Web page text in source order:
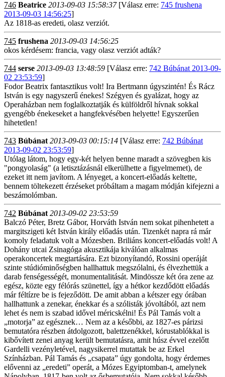
746 Beatrice 2013-09-03 15:58:37[Válasz erre: 745 frushena
2013-09-03 14:56:25]
Az 1818-as eredeti, olasz verziót.
745 frushena 2013-09-03 14:56:25
okos kérdésem: francia, vagy olasz verziót adták?
744 serse 2013-09-03 13:48:59 [Válasz erre: 742 Búbánat 2013-09-
02 23:53:59]
Fodor Beatrix fantasztikus volt! Ira Bertmann úgyszintén! És Rácz
István is egy nagyszerű énekes! Szégyen és gyalázat, hogy az
Operaházban nem foglalkoztatják és külföldről hívnak sokkal
gyengébb énekeseket a hangfekvésében helyette! Egyszerűen
hihetetlen!
743 Búbánat 2013-09-03 00:15:14 [Válasz erre: 742 Búbánat
2013-09-02 23:53:59]
Utólag látom, hogy egy-két helyen benne maradt a szövegben kis
"pongyolaság" (a letisztázásnál elkerülhette a figyelmemet), de
ezeket itt nem javítom. A lényeget, a koncert-előadás keltette,
bennem töltekezett érzéseket próbáltam a magam módján kifejezni a
beszámolómban.
742 Búbánat 2013-09-02 23:53:59
Balczó Péter, Bretz Gábor, Horváth István nem sokat pihenhetett a
margitszigeti két István király előadás után. Tizenkét napra rá már
komoly feladatuk volt a Mózesben. Briliáns koncert-előadás volt! A
Dohány utcai Zsinagóga akusztikája kiválóan alkalmas
operakoncertek megtartására. Ezt bizonyítandó, Rossini operáját
szinte stúdióminőségben hallhattuk megszólalni, és élvezhettük a
darab fenségességét, monumentalitását. Mindössze két óra zene az
egész, közte egy félórás szünettel, így a hétkor kezdődött előadás
már féltízre be is fejeződött. De amit abban a kétszer egy órában
hallhattunk a zenekar, énekkar és a szólisták jóvoltából, azt nem
lehet és nem is szabad idővel méricskélni! És Pál Tamás volt a
„motorja” az egésznek… Nem az a későbbi, az 1827-es párizsi
bemutatóra részben átdolgozott, balettzenékkel, kórustablókkal is
kibővített zenei anyag került bemutatásra, amit húsz évvel ezelőtt
Gardelli vezényletével, nagysikerrel mutattak be az Erkel
Színházban. Pál Tamás és „csapata” úgy gondolta, hogy érdemes
elővenni az „eredeti” operát, a Mózes Egyiptomban-t, amelynek